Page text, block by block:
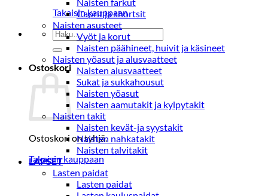
Takaisin kauppaan
Etsi:
Ostoskori
Ostoskori on tyhjä.
Takaisin kauppaan
Caprit ja shortsit
Naisten asusteet
Vyöt ja korut
Naisten päähineet, huivit ja käsineet
Naisten yöasut ja alusvaatteet
Naisten alusvaatteet
Sukat ja sukkahousut
Naisten yöasut
Naisten aamutakit ja kylpytakit
Naisten takit
Naisten kevät-ja syystakit
Naisten nahkatakit
Naisten talvitakit
LAPSET
Lasten paidat
Lasten paidat